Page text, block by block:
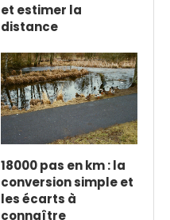
et estimer la
distance
18000 pas en km : la
conversion simple et
les écarts à
connaître